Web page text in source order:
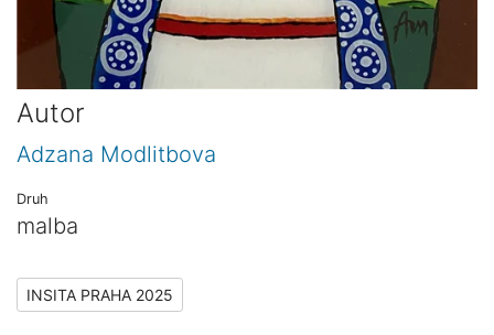
Autor
Adzana Modlitbova
Druh
malba
INSITA PRAHA 2025